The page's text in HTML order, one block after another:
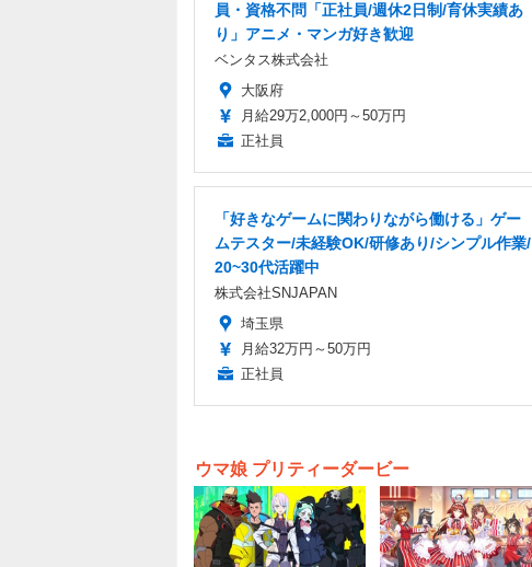
員・資格不問「正社員/週休2日制/育休実績あ
り」アニメ・マンガ好き歓迎
ベンタス株式会社
大阪府
月給29万2,000円～50万円
正社員
「好きなゲームに関わりながら働ける」ゲー
ムテスター/未経験OK/研修あり/シンプル作業/
20~30代活躍中
株式会社SNJAPAN
埼玉県
月給32万円～50万円
正社員
ウマ娘 プリティーダービー